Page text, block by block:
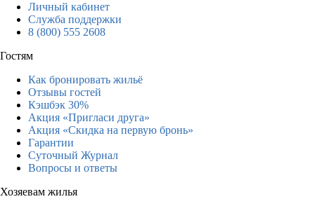
Личный кабинет
Служба поддержки
8 (800) 555 2608
Гостям
Как бронировать жильё
Отзывы гостей
Кэшбэк 30%
Акция «Пригласи друга»
Акция «Скидка на первую бронь»
Гарантии
Суточный Журнал
Вопросы и ответы
Хозяевам жилья